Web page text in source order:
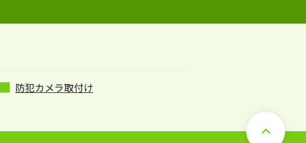
防犯カメラ取付け